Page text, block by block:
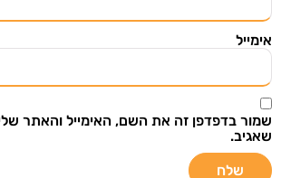
אימייל
שמור בדפדפן זה את השם, האימייל והאתר
שאגיב.